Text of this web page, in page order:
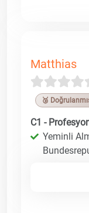
Matthias
🥉
C1 -
Yeminli